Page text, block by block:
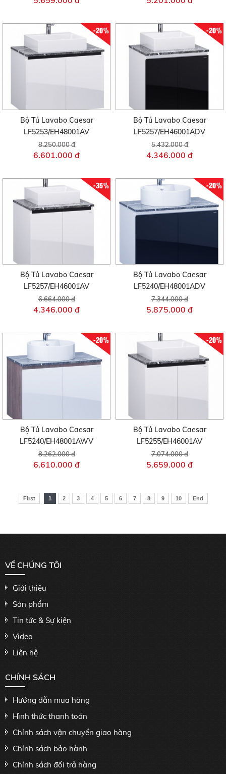
-20%
Bộ Tủ Lavabo Caesar
LF5253/EH48001AV
8.250.000 đ
6.601.000 đ
-20%
Bộ Tủ Lavabo Caesar
LF5257/EH46001ADV
5.432.000 đ
4.346.000 đ
-35%
Bộ Tủ Lavabo Caesar
LF5257/EH46001AV
6.664.000 đ
4.346.000 đ
-20%
Bộ Tủ Lavabo Caesar
LF5240/EH48001ADV
7.344.000 đ
5.875.000 đ
-20%
Bộ Tủ Lavabo Caesar
LF5240/EH48001AWV
8.262.000 đ
6.610.000 đ
-20%
Bộ Tủ Lavabo Caesar
LF5255/EH46001AV
7.074.000 đ
5.659.000 đ
First 1 2 3 4 5 6 7 8 9 10 End
VỀ CHÚNG TÔI
Giới thiệu
Sản phẩm
Tin tức & Sự kiện
Video
Liên hệ
CHÍNH SÁCH
Hướng dẫn mua hàng
Hình thức thanh toán
Chính sách vận chuyển giao hàng
Chính sách bảo hành
Chính sách đổi trả hàng